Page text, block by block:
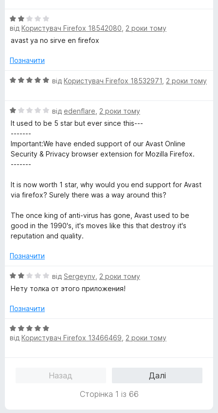
з
5
к
а
5
5
О
ц
к
2
від Користувач Firefox 18542080 2 роки тому
avast ya no sirve en firefox
Позначити
О
н
к
5
з
від Користувач Firefox 18532971 2 роки тому
О
ц
н
к
з
5
від edenflare 2 роки тому
It used to be 5 star but ever since this---
-------
Important:We have ended support of our Avast Online
Security & Privacy browser extension for Mozilla Firefox.
-------
It is now worth 1 star, why would you end support for Avast
via firefox? Surely there was a way around this?
The once king of anti-virus has gone, Avast used to be
good in the 1990's, it's moves like this that destroy it's
reputation and quality.
Позначити
О
ц
н
а
2
від Sergeynv 2 роки тому
Нету толка от этого приложения!
Позначити
О
ц
від Користувач Firefox 13466469 2 роки тому
Назад
Далі
Сторінка 1 із 66